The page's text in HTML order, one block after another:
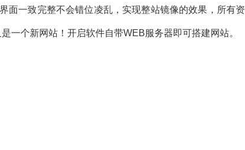
面一致完整不会错位凌乱，实现整站镜像的效果，所有资
一个新网站！开启软件自带WEB服务器即可搭建网站。